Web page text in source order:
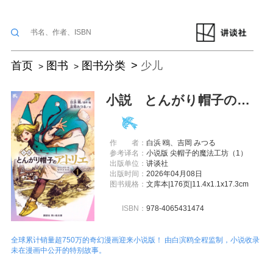
首页 图书 图书分类 少儿
小説 とんがり帽子のアトリエ（１）
作 者： 白浜 鴎、吉岡 みつる
参考译名：小说版 尖帽子的魔法工坊（1）
出版单位：讲谈社
出版时间：2026年04月08日
图书规格：文库本|176页|11.4x1.1x17.3cm
ISBN：978-4065431474
全球累计销量超750万的奇幻漫画迎来小说版！ 由白滨鸥全程监制，小说收录
未在漫画中公开的特别故事。